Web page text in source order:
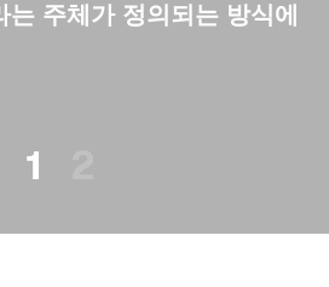
는 주체가 정의되는 방식에
술에서 갤러리에서 무대로
포먼스 〈모든 고래가 다
은 아니다〉를 중심으로 한
1